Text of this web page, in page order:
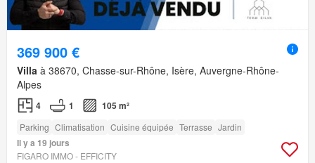
369 900 €
Villa à 38670, Chasse-sur-Rhône, Isère, Auvergne-Rhône-
Alpes
4 1 105 m²
Parking Climatisation Cuisine équipée Terrasse Jardin
Il y a 19 jours
FIGARO IMMO - EFFICITY